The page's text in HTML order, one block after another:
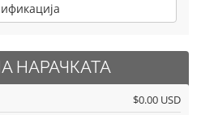
НАРАЧКАТА
$0.00 USD